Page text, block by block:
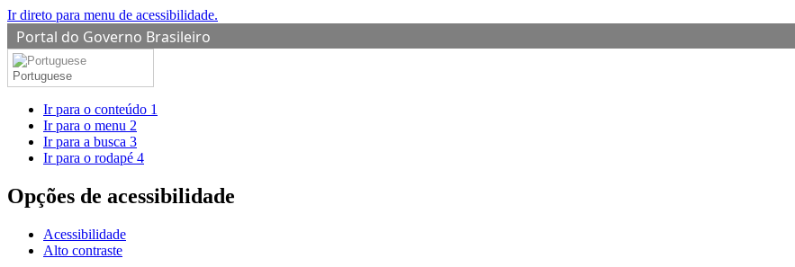
Ir direto para menu de acessibilidade.
Portal do Governo Brasileiro
Portuguese
Ir para o conteúdo 1
Ir para o menu 2
Ir para a busca 3
Ir para o rodapé 4
Opções de acessibilidade
Acessibilidade
Alto contraste